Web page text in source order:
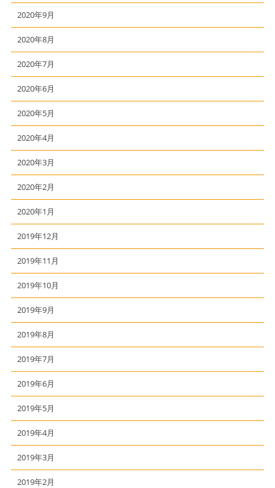
2020年9月
2020年8月
2020年7月
2020年6月
2020年5月
2020年4月
2020年3月
2020年2月
2020年1月
2019年12月
2019年11月
2019年10月
2019年9月
2019年8月
2019年7月
2019年6月
2019年5月
2019年4月
2019年3月
2019年2月